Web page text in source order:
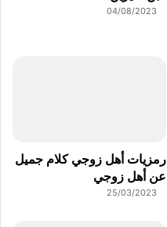
04/08/2023
رمزيات أهل زوجي كلام جميل
عن أهل زوجي
25/03/2023